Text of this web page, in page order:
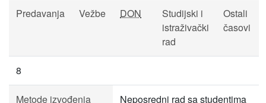
Predavanja Vežbe DON
Studijski i
istraživački
rad
Ostali
časovi
8
Metode izvođenja
Neposredni rad sa studentima